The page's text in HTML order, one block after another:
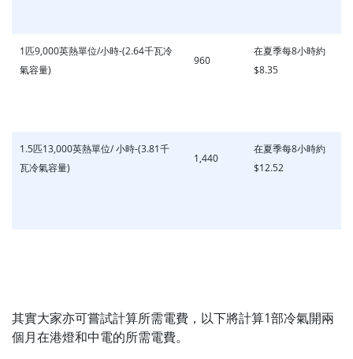
1匹9,000英熱單位/小時-(2.64千瓦冷
氣容量)
960
在夏季每8小時約
$8.35
1.5匹13,000英熱單位/ 小時-(3.81千
瓦冷氣容量)
1,440
在夏季每8小時約
$12.52
其實大家亦可嘗試計算所需電費，以下將計算1部冷氣開兩
個月在港燈和中電的所需電費。